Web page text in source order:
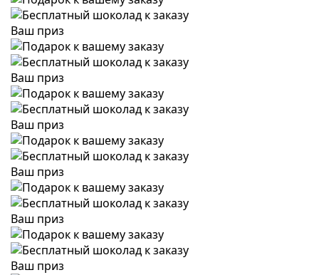
Ваш приз
Ваш приз
Ваш приз
Ваш приз
Ваш приз
Ваш приз